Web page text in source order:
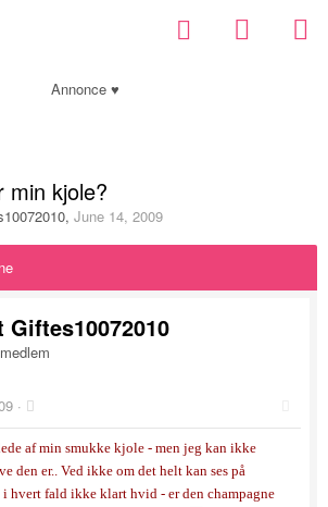
Annonce ♥
min kjole?
, June 14, 2009
Giftes10072010
·
af min smukke kjole - men jeg kan ikke
den er.. Ved ikke om det helt kan ses på
hvert fald ikke klart hvid - er den champagne